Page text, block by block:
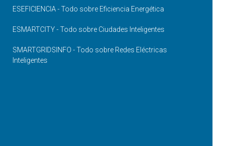
ESEFICIENCIA - Todo sobre Eficiencia Energética
ESMARTCITY - Todo sobre Ciudades Inteligentes
SMARTGRIDSINFO - Todo sobre Redes Eléctricas
Inteligentes